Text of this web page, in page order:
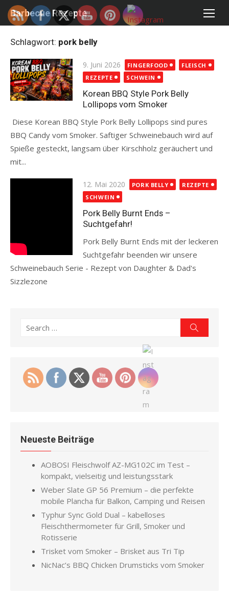
Skip
Barbecue Rezepte
Schlagwort: pork belly
Posted
on
9. Juni 2026 FINGERFOOD
FLEISCH
REZEPTE
SCHWEIN
Korean BBQ Style Pork Belly
Lollipops vom Smoker
Diese Korean BBQ Style Pork Belly Lollipops sind pures
BBQ Candy vom Smoker. Saftiger Schweinebauch wird auf
Spieße gesteckt, langsam über Kirschholz geräuchert und
mit...
Posted
on
12. Mai 2020 PORK BELLY
REZEPTE
SCHWEIN
Pork Belly Burnt Ends –
Suchtgefahr!
Pork Belly Burnt Ends mit der leckeren
Suchtgefahr beenden wir unsere
Schweinebauch Serie - Rezept von Daughter & Dad's
Sizzlezone
Search
Neueste Beiträge
AOBOSI Fleischwolf AZ-MG102C im Test –
kompakt, vielseitig und leistungsstark
Weber Slate GP 56 Premium – die perfekte
mobile Plancha für Balkon, Camping und Reisen
Typhur Sync Gold Dual – kabelloses
Fleischthermometer für Grill, Smoker und
Rotisserie
Trisket vom Smoker – Brisket aus Tri Tip
NicNac’s BBQ Chicken Drumsticks vom Smoker